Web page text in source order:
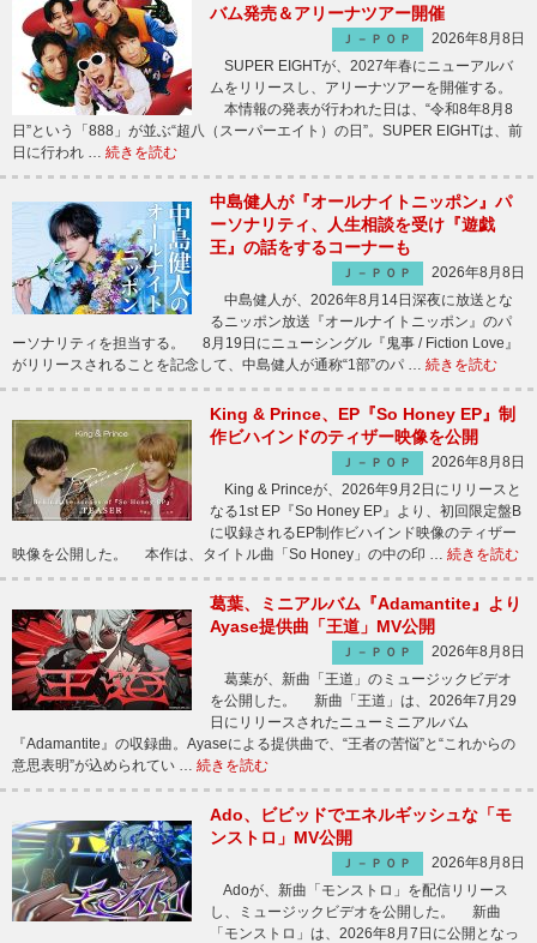
バム発売＆アリーナツアー開催
Ｊ－ＰＯＰ
2026年8月8日
SUPER EIGHTが、2027年春にニューアルバ
ムをリリースし、アリーナツアーを開催する。
本情報の発表が行われた日は、“令和8年8月8
日”という「888」が並ぶ“超八（スーパーエイト）の日”。SUPER EIGHTは、前
日に行われ … 続きを読む
中島健人が『オールナイトニッポン』パ
ーソナリティ、人生相談を受け『遊戯
王』の話をするコーナーも
Ｊ－ＰＯＰ
2026年8月8日
中島健人が、2026年8月14日深夜に放送とな
るニッポン放送『オールナイトニッポン』のパ
ーソナリティを担当する。 8月19日にニューシングル『鬼事 / Fiction Love』
がリリースされることを記念して、中島健人が通称“1部”のパ … 続きを読む
King & Prince、EP『So Honey EP』制
作ビハインドのティザー映像を公開
Ｊ－ＰＯＰ
2026年8月8日
King & Princeが、2026年9月2日にリリースと
なる1st EP『So Honey EP』より、初回限定盤B
に収録されるEP制作ビハインド映像のティザー
映像を公開した。 本作は、タイトル曲「So Honey」の中の印 … 続きを読む
葛葉、ミニアルバム『Adamantite』より
Ayase提供曲「王道」MV公開
Ｊ－ＰＯＰ
2026年8月8日
葛葉が、新曲「王道」のミュージックビデオ
を公開した。 新曲「王道」は、2026年7月29
日にリリースされたニューミニアルバム
『Adamantite』の収録曲。Ayaseによる提供曲で、“王者の苦悩”と“これからの
意思表明”が込められてい … 続きを読む
Ado、ビビッドでエネルギッシュな「モ
ンストロ」MV公開
Ｊ－ＰＯＰ
2026年8月8日
Adoが、新曲「モンストロ」を配信リリース
し、ミュージックビデオを公開した。 新曲
「モンストロ」は、2026年8月7日に公開となっ